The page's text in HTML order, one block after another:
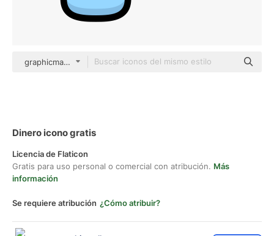
graphicmall color lineal-color
Dinero icono gratis
Licencia de Flaticon
Gratis para uso personal o comercial con atribución. Más
información
Se requiere atribución ¿Cómo atribuir?